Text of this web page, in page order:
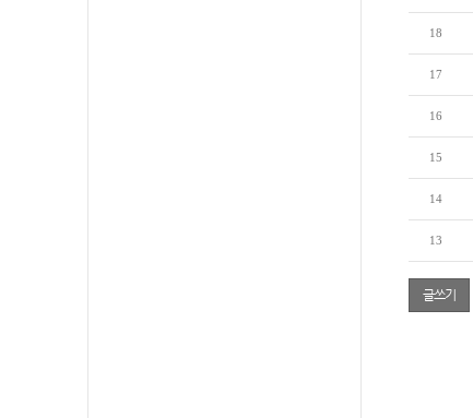
18
17
16
15
14
13
글쓰기